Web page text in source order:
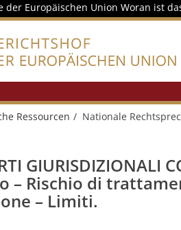
der Europäischen Union Woran ist
Ressourcen Nationale
GIURISDIZIONALI
– Rischio di
– Limiti.